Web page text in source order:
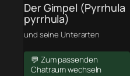
Der Gimpel (Pyrrhula
pyrrhula)
und seine Unterarten
💬 Zum passenden
Chatraum wechseln